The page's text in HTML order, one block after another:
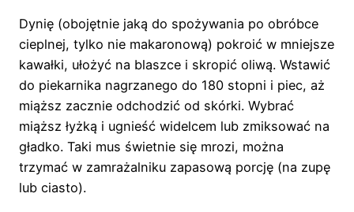
Dynię (obojętnie jaką do spożywania po obróbce
cieplnej, tylko nie makaronową) pokroić w mniejsze
kawałki, ułożyć na blaszce i skropić oliwą. Wstawić
do piekarnika nagrzanego do 180 stopni i piec, aż
miąższ zacznie odchodzić od skórki. Wybrać
miąższ łyżką i ugnieść widelcem lub zmiksować na
gładko. Taki mus świetnie się mrozi, można
trzymać w zamrażalniku zapasową porcję (na zupę
lub ciasto).